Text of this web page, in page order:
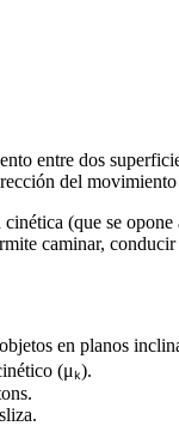
entre dos
del
(que se
caminar,
en planos
(μₖ).